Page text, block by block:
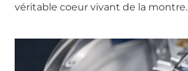
véritable coeur vivant de la montre.